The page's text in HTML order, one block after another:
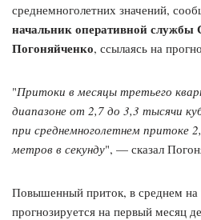
среднемноголетних значений,
начальник оперативной
Погоняйченко, ссылаясь на
"Притоки в месяцы третьего
диапазоне от 2,7 до 3,3 тысячи
при среднемноголетнем притоке
метров в секунду", — сказал
Повышенный приток, в среднем на
прогнозируется на первый месяц